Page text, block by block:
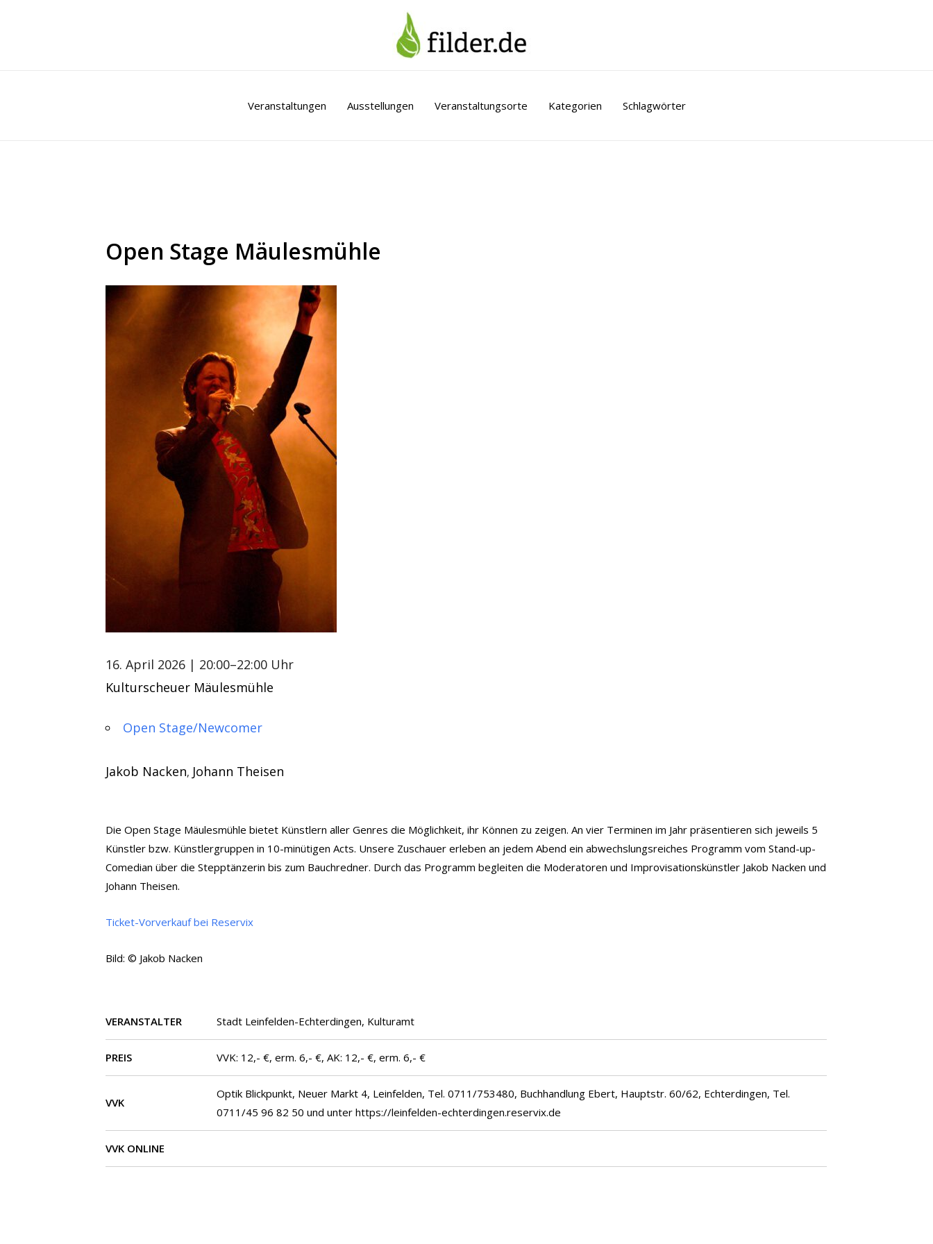
Veranstaltungen Ausstellungen Veranstaltungsorte Kategorien Schlagwörter
Open Stage Mäulesmühle
16. April 2026 | 20:00–22:00 Uhr
Kulturscheuer Mäulesmühle
Open Stage/Newcomer
Jakob Nacken, Johann Theisen
Die Open Stage Mäulesmühle bietet Künstlern aller Genres die Möglichkeit, ihr Können zu zeigen. An vier Terminen im Jahr präsentieren sich jeweils 5
Künstler bzw. Künstlergruppen in 10-minütigen Acts. Unsere Zuschauer erleben an jedem Abend ein abwechslungsreiches Programm vom Stand-up-
Comedian über die Stepptänzerin bis zum Bauchredner. Durch das Programm begleiten die Moderatoren und Improvisationskünstler Jakob Nacken und
Johann Theisen.
Ticket-Vorverkauf bei Reservix
Bild: © Jakob Nacken
VERANSTALTER Stadt Leinfelden-Echterdingen, Kulturamt
PREIS VVK: 12,- €, erm. 6,- €, AK: 12,- €, erm. 6,- €
VVK
Optik Blickpunkt, Neuer Markt 4, Leinfelden, Tel. 0711/753480, Buchhandlung Ebert, Hauptstr. 60/62, Echterdingen, Tel.
0711/45 96 82 50 und unter https://leinfelden-echterdingen.reservix.de
VVK ONLINE